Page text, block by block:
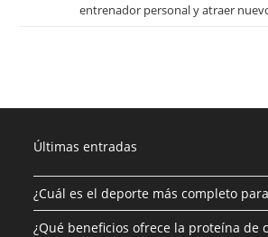
entrenador personal y atraer
Últimas entradas
¿Cuál es el deporte más completo
¿Qué beneficios ofrece la proteína de